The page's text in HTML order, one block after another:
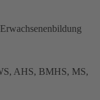
AHS, BMHS, MS,